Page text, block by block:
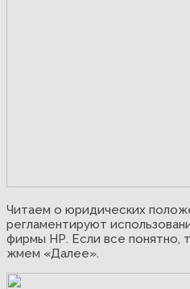
Читаем о юридических
регламентируют
фирмы НР. Если все понятно,
жмем «Далее».